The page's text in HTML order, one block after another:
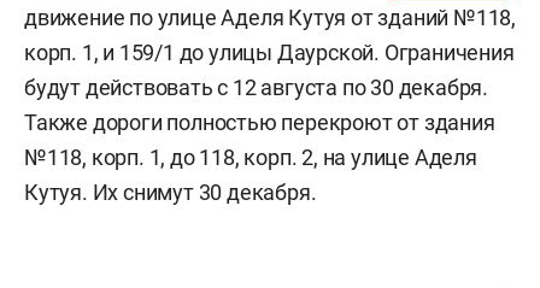
движение по улице Аделя Кутуя от зданий №118,
корп. 1, и 159/1 до улицы Даурской. Ограничения
будут действовать с 12 августа по 30 декабря.
Также дороги полностью перекроют от здания
№118, корп. 1, до 118, корп. 2, на улице Аделя
Кутуя. Их снимут 30 декабря.